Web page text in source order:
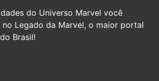
do Universo Marvel você
Legado da Marvel, o maior portal
Brasil!